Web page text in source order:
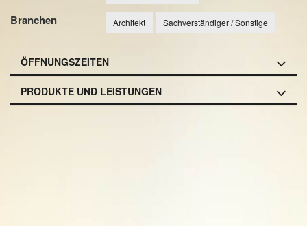
Branchen Architekt Sachverständiger / Sonstige
ÖFFNUNGSZEITEN
PRODUKTE UND LEISTUNGEN